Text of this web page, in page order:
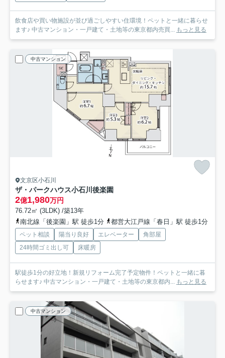
飲食店や買い物施設が並び過ごしやすい住環境！ペットと一緒に暮らせ
ます♪ 中古マンション・一戸建て・土地等の東京都内売買... もっと見る
中古マンション
文京区小石川
ザ・パークハウス小石川後楽園
2億1,980万円
76.72㎡ (3LDK) /築13年
南北線「後楽園」駅 徒歩1分
都営大江戸線「春日」駅 徒歩1分
ペット相談 陽当り良好 エレベーター
角部屋
24時間ゴミ出し可
床暖房
駅徒歩1分の好立地！新規リフォーム完了予定物件！ペットと一緒に暮
らせます♪ 中古マンション・一戸建て・土地等の東京都内... もっと見る
中古マンション